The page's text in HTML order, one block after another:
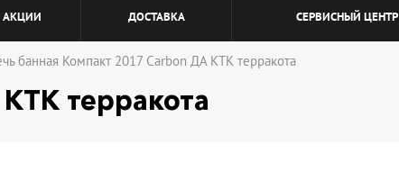
АКЦИИ ДОСТАВКА СЕРВИСНЫЙ ЦЕНТР
банная Компакт 2017 Carbon ДА КТК терракота
терракота